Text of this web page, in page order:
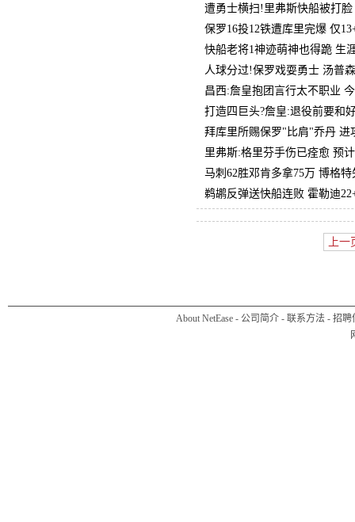
遭勇士横扫!里弗斯快船被打
保罗16投12铁遭库里完爆 仅
快船老将1神迹萌神也得跪 生
人球分过!保罗戏耍勇士 汤普
昌西:詹皇抱团言行太不职业
打造四巨头?詹皇:退役前要和
拜库里所赐保罗"比肩"乔丹 进
里弗斯:格里芬手伤已痊愈 预
马刺62胜邓肯多拿75万 博格
鹈鹕反弹送快船连败 霍勒迪
上一
About NetEase - 公司简介 - 联系方法 - 招聘